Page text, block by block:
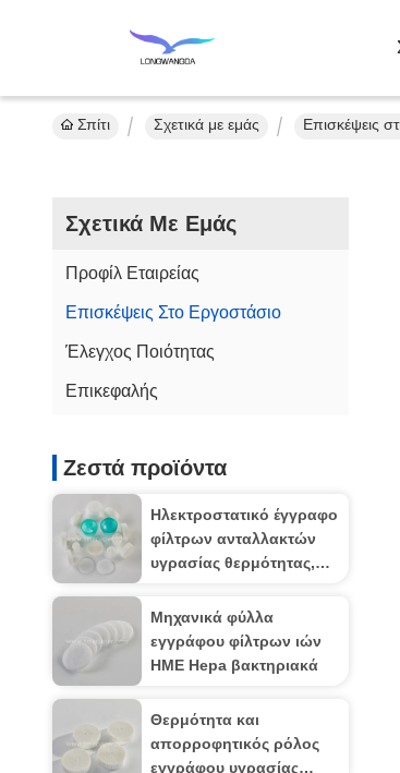
Σπίτι Σχετικά με εμάς Επισκέψεις
Σχετικά Με Εμάς
Προφίλ Εταιρείας
Επισκέψεις Στο Εργοστάσιο
Έλεγχος Ποιότητας
Επικεφαλής
Ζεστά προϊόντα
Ηλεκτροστατικό έγγραφο
φίλτρων ανταλλακτών
υγρασίας θερμότητας,
Μηχανικά φύλλα
εγγράφου φίλτρων ιών
HME Hepa βακτηριακά
Θερμότητα και
απορροφητικός ρόλος
εγγράφου υγρασίας